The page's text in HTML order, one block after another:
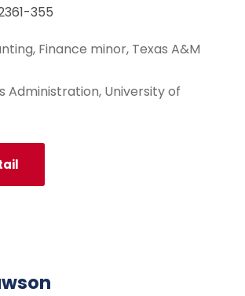
355
Finance minor, Texas A&M
Administration, University of